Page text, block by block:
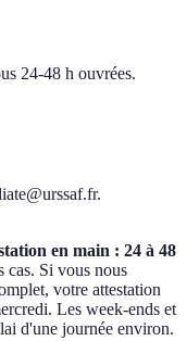
24-48 h ouvrées.
en main : 24 à 48
cas. Si vous nous
votre attestation
Les week-ends et
d'une journée environ.